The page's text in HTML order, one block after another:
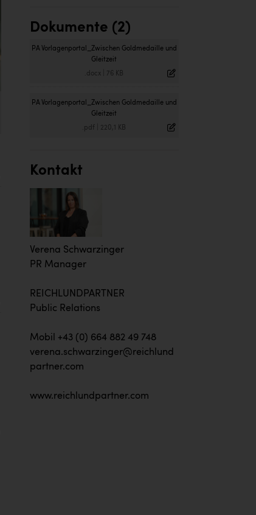
Dokumente (2)
PA Vorlagenportal_Zwischen Goldmedaille und
Gleitzeit
.docx 76 KB
PA Vorlagenportal_Zwischen Goldmedaille und
Gleitzeit
.pdf 220,1 KB
Kontakt
Verena Schwarzinger
PR Manager
REICHLUNDPARTNER
Public Relations
Mobil +43 (0) 664 882 49 748
verena.schwarzinger@reichlund
partner.com
www.reichlundpartner.com